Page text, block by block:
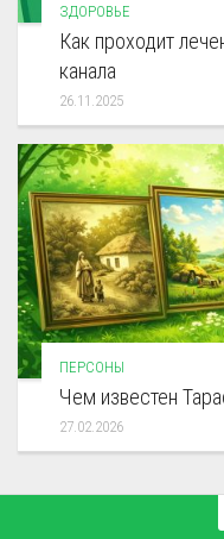
ЗДОРОВЬЕ
Как проходит
канала
26.11.2025
ПЕРСОНЫ
Чем известен
27.02.2026